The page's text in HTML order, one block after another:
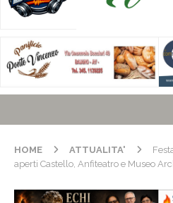
HOME ATTUALITA'
aperti Castello, Anfiteatro e Museo